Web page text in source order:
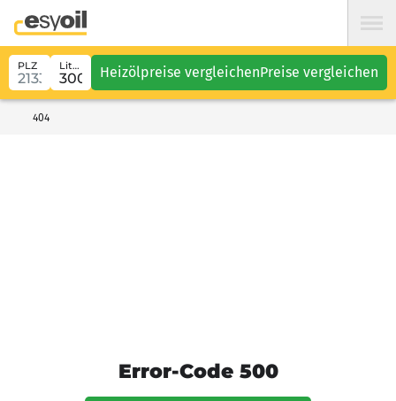
PLZ Liter Heizölpreise vergleichenPreise vergleichen
404
Error-Code 500